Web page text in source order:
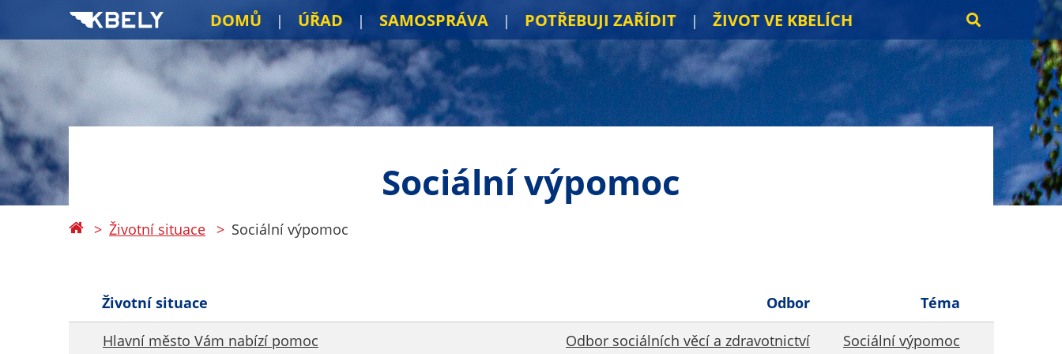
DOMŮ ÚŘAD SAMOSPRÁVA POTŘEBUJI ZAŘÍDIT ŽIVOT VE KBELÍCH
Sociální výpomoc
Životní situace Sociální výpomoc
Životní situace Odbor
Téma
Hlavní město Vám nabízí pomoc
Odbor sociálních věcí a zdravotnictví Sociální výpomoc